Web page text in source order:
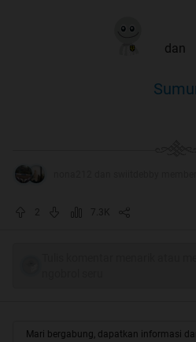
dan
7.3K
Mari bergabung, dapatkan informasi